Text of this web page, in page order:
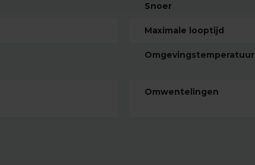
Snoer
Maximale looptijd
Omgevingstemperatuur
Omwentelingen